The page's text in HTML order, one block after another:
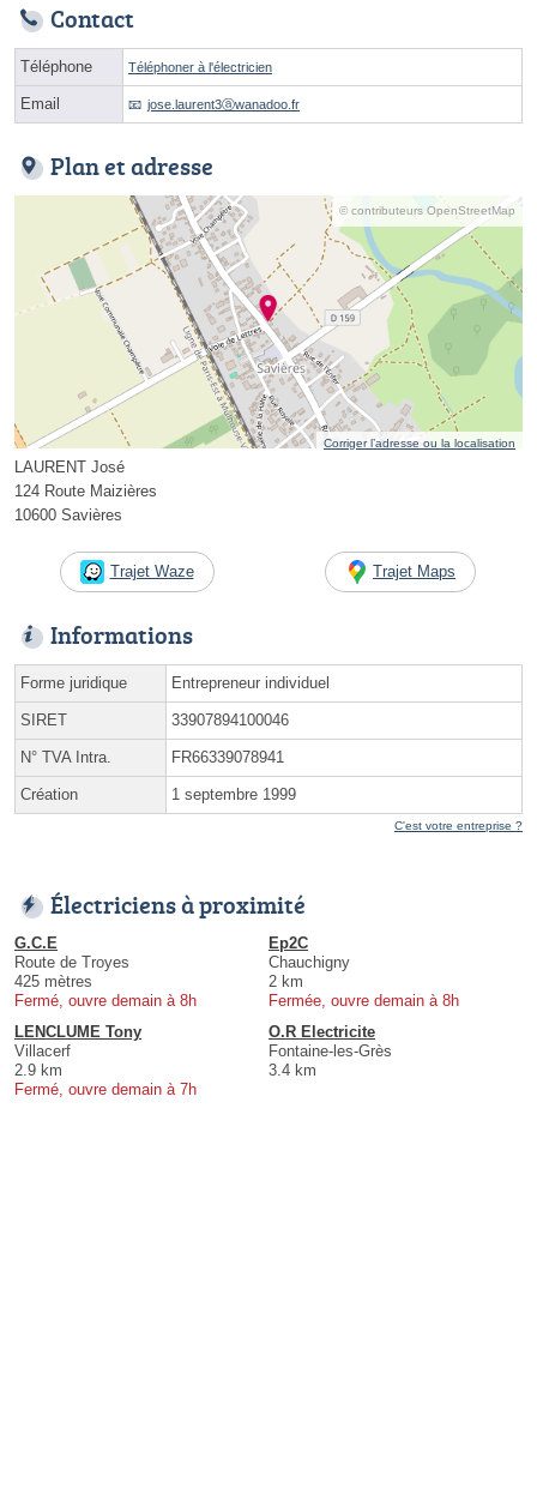
Contact
Téléphone Téléphoner à l'électricien
Email jose.laurent3ⓐwanadoo.fr
Plan et adresse
© contributeurs OpenStreetMap
Corriger l’adresse ou la localisation
LAURENT José
124 Route Maizières
10600 Savières
Trajet Waze Trajet Maps
Informations
Forme juridique Entrepreneur individuel
SIRET 33907894100046
N° TVA Intra. FR66339078941
Création 1 septembre 1999
C'est votre entreprise ?
Électriciens à proximité
G.C.E
Route de Troyes
425 mètres
Fermé, ouvre demain à 8h
Ep2C
Chauchigny
2 km
Fermée, ouvre demain à 8h
LENCLUME Tony
Villacerf
2.9 km
Fermé, ouvre demain à 7h
O.R Electricite
Fontaine-les-Grès
3.4 km